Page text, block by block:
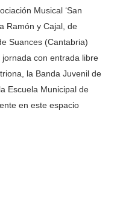
Musical ‘San
Ramón y Cajal, de
Suances (Cantabria)
con entrada libre
la Banda Juvenil de
Escuela Municipal de
en este espacio